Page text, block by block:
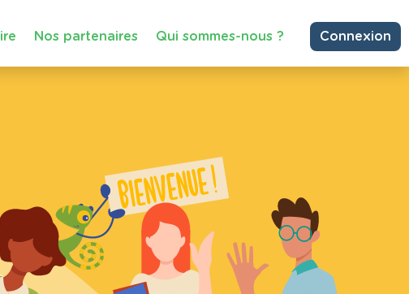
Nos partenaires Qui sommes-nous ? Connexion